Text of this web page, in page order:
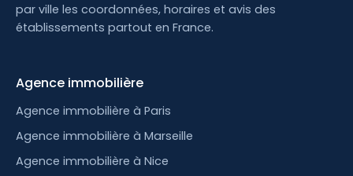
par ville les coordonnées, horaires et avis des
établissements partout en France.
Agence immobilière
Agence immobilière à Paris
Agence immobilière à Marseille
Agence immobilière à Nice